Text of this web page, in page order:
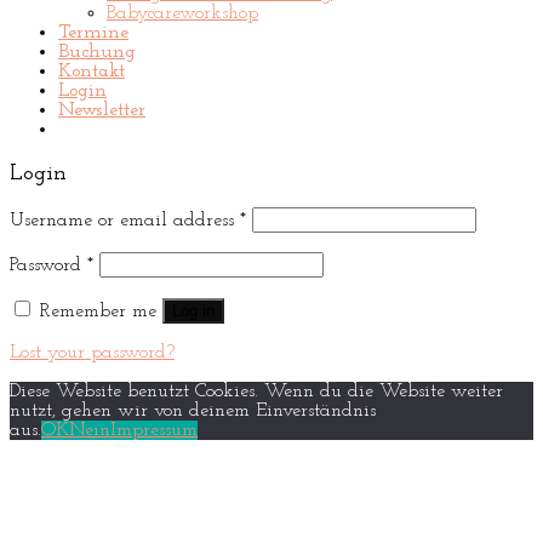
Babycareworkshop
Termine
Buchung
Kontakt
Login
Newsletter
Login
Username or email address *
Password *
Remember me
Lost your password?
Diese Website benutzt Cookies. Wenn du die Website weiter
nutzt, gehen wir von deinem Einverständnis
aus.OKNeinImpressum